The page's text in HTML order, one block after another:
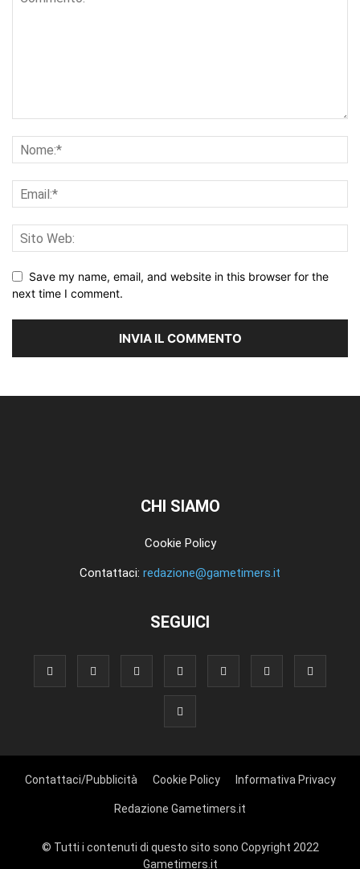
Save my name, email, and website in this browser for the
next time I comment.
CHI SIAMO
Cookie Policy
Contattaci: redazione@gametimers.it
SEGUICI
Contattaci/Pubblicità Cookie Policy Informativa Privacy
Redazione Gametimers.it
© Tutti i contenuti di questo sito sono Copyright 2022
Gametimers.it